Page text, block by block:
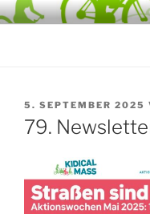
Zum
Inhalt
… auf zum
VERÖFFENTLICHT
AM
5. SEPTEMBER 2025
79.